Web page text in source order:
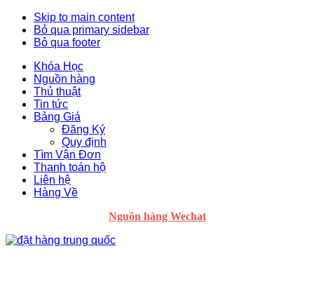
Skip to main content
Bỏ qua primary sidebar
Bỏ qua footer
Khóa Học
Nguồn hàng
Thủ thuật
Tin tức
Bảng Giá
Đăng Ký
Quy định
Tìm Vận Đơn
Thanh toán hộ
Liên hệ
Hàng Về
Nguồn hàng Wechat